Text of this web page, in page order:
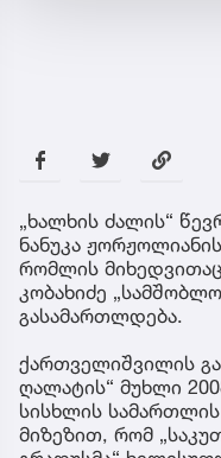
„ხალხის ძალის“
ნანუკა
რომლის
კობახიძე
გასამართლდება.
ქართველიშვილის
ღალატის“ მუხლი
სისხლის
მიზეზით, რომ